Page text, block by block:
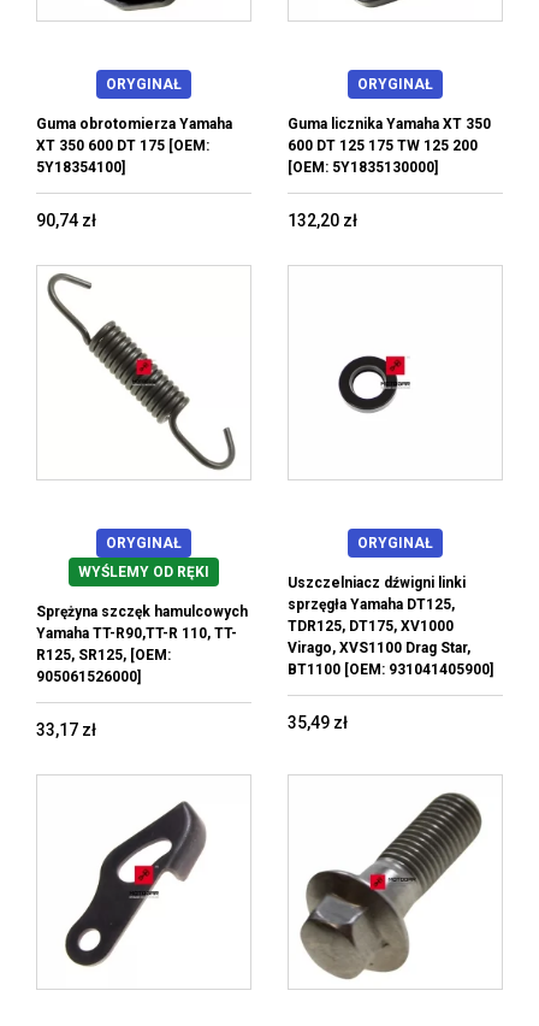
ORYGINAŁ
Guma obrotomierza Yamaha
XT 350 600 DT 175 [OEM:
5Y18354100]
90,74 zł
ORYGINAŁ
Guma licznika Yamaha XT 350
600 DT 125 175 TW 125 200
[OEM: 5Y1835130000]
132,20 zł
ORYGINAŁ
WYŚLEMY OD RĘKI
Sprężyna szczęk hamulcowych
Yamaha TT-R90,TT-R 110, TT-
R125, SR125, [OEM:
905061526000]
33,17 zł
ORYGINAŁ
Uszczelniacz dźwigni linki
sprzęgła Yamaha DT125,
TDR125, DT175, XV1000
Virago, XVS1100 Drag Star,
BT1100 [OEM: 931041405900]
35,49 zł